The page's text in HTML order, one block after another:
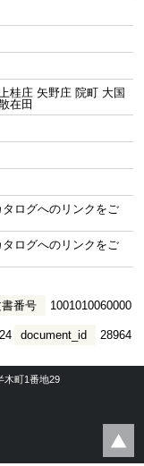
桂庄 矢野庄 院町 大国
在田
タログへのリンクをご
タログへのリンクをご
番号 1001010060000
document_id 28964
木町1番地29